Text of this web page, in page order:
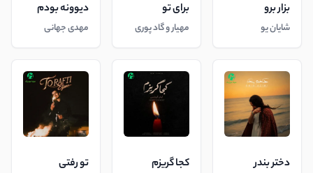
بزار برو
شایان یو
برای تو
مهیار و گاد پوری
دیوونه بودم
مهدی جهانی
دختر بندر کجا گریزم تو رفتی